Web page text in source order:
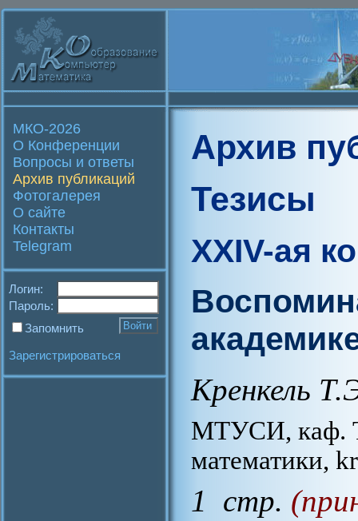
МКО-2026
О Конференции
Вопросы и ответы
Архив публикаций
Фотогалерея
О сайте
Контакты
Telegram
Логин:
Пароль:
Запомнить
Зарегистрироваться
Архив
Тезисы
XXIV-ая
Кренкель
МТУСИ, каф.
математики,
1 стр.